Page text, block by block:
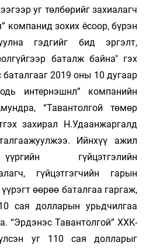
уг төлбөрийг захиалагч
компанид зохих ёсоор, бүрэн
гэдгийг бид эргэлт,
баталж байна" гэх
баталгааг 2019 оны 10 дугаар
интернэшнл” компанийн
“Тавантолгой төмөр
захирал Н.Удаанжаргалд
Ийнхүү ажил
гүйцэтгэлийн
гүйцэтгэгчийн гарын
өөрөө баталгаа гаргаж,
сая долларын урьдчилгаа
“Эрдэнэс Тавантолгой” ХХК-
уг 110 сая долларыг